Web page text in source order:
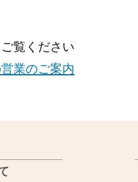
覧ください
業のご案内